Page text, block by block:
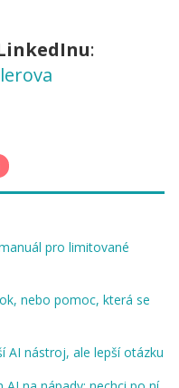
:
pro limitované
nebo pomoc, která se
AI nástroj, ale lepší otázku